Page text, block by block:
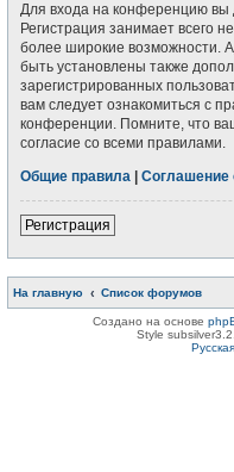
Для входа на конференцию вы
Регистрация занимает всего
более широкие возможности.
быть установлены также
зарегистрированных
вам следует ознакомиться с
конференции. Помните, что
согласие со всеми правилами.
Общие правила
Соглашение
Регистрация
На главную Список форумов
Создано на основе
Style